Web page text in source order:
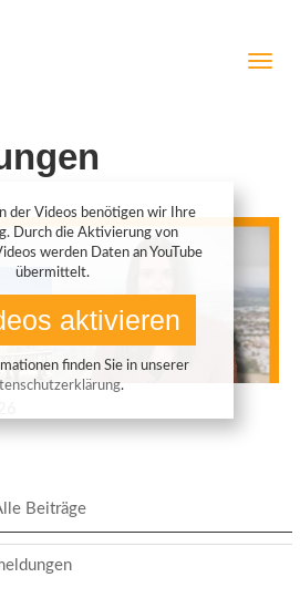
der Videos benötigen wir Ihre
Durch die Aktivierung von
werden Daten an YouTube
übermittelt.
aktivieren
finden Sie in unserer
.
Beiträge